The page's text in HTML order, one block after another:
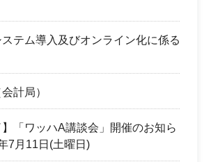
テム導入及びオンライン化に係る
計局）
】「ワッハA講談会」開催のお知ら
7月11日(土曜日)